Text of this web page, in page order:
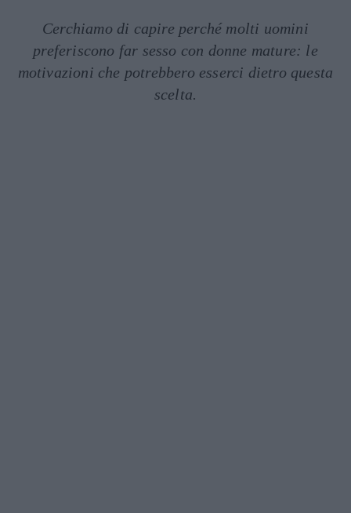
Cerchiamo di capire perché molti uomini
preferiscono far sesso con donne mature: le
motivazioni che potrebbero esserci dietro questa
scelta.